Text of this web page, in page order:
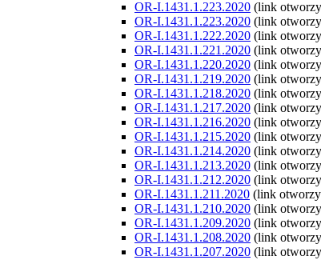
OR-I.1431.1.223.2020 (link
OR-I.1431.1.223.2020 (link
OR-I.1431.1.222.2020 (link
OR-I.1431.1.221.2020 (link
OR-I.1431.1.220.2020 (link
OR-I.1431.1.219.2020 (link
OR-I.1431.1.218.2020 (link
OR-I.1431.1.217.2020 (link
OR-I.1431.1.216.2020 (link
OR-I.1431.1.215.2020 (link
OR-I.1431.1.214.2020 (link
OR-I.1431.1.213.2020 (link
OR-I.1431.1.212.2020 (link
OR-I.1431.1.211.2020 (link
OR-I.1431.1.210.2020 (link
OR-I.1431.1.209.2020 (link
OR-I.1431.1.208.2020 (link
OR-I.1431.1.207.2020 (link